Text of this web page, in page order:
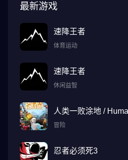
最新游戏
速降王者
体育运动
速降王者
休闲益智
人类一败涂地 /
冒险
忍者必须死3